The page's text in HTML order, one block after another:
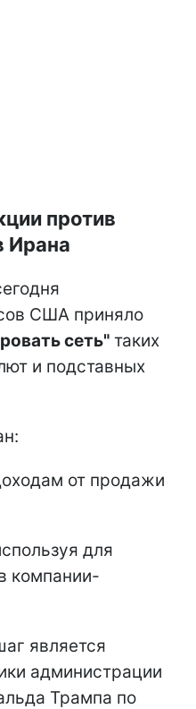
против
Ирана
США приняло
сеть" таких
и подставных
от продажи
для
компании-
является
администрации
Трампа по